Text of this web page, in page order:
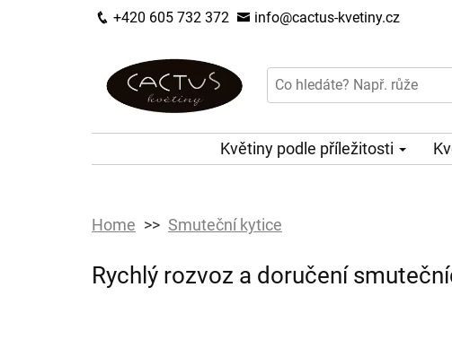
+420 605 732 372 info@cactus-kvetiny.cz
Květiny podle příležitosti
Home Smuteční kytice
Rychlý rozvoz a doručení